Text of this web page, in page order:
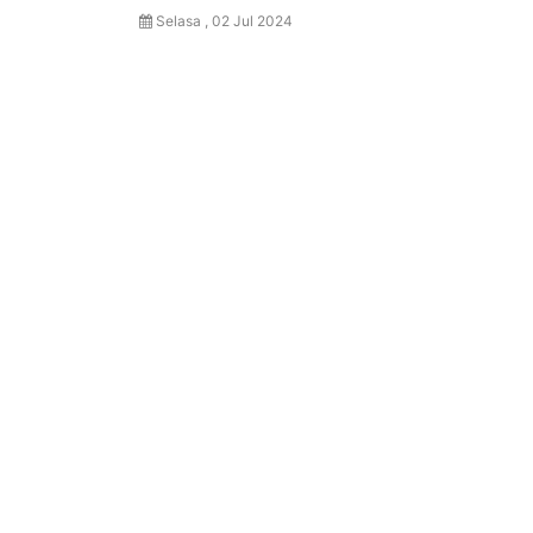
Selasa , 02 Jul 2024